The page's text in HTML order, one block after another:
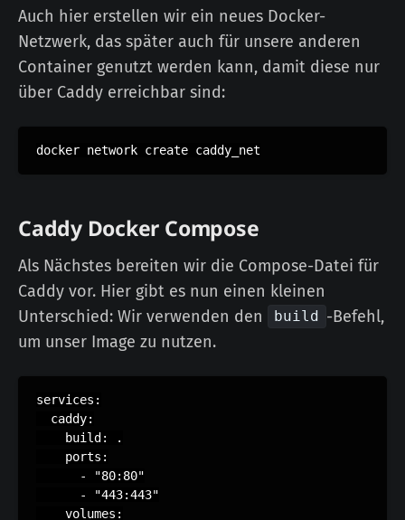
Auch hier erstellen wir ein neues Docker-
Netzwerk, das später auch für unsere anderen
Container genutzt werden kann, damit diese nur
über Caddy erreichbar sind:
Caddy Docker Compose
Als Nächstes bereiten wir die Compose-Datei für
Caddy vor. Hier gibt es nun einen kleinen
Unterschied: Wir verwenden den
build
-Befehl,
um unser Image zu nutzen.
services:
  caddy:
    build: .
    ports:
      - "80:80"
      - "443:443"
    volumes: